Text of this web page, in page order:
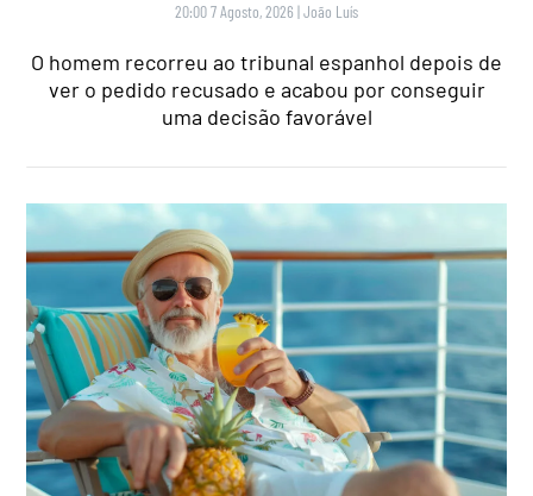
20:00 7 Agosto, 2026 |João Luís
O homem recorreu ao tribunal espanhol depois de
ver o pedido recusado e acabou por conseguir
uma decisão favorável